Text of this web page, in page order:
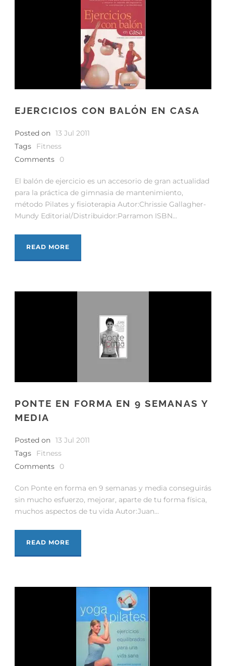
EJERCICIOS CON BALÓN EN CASA
Posted on 13 Jul 2011
Tags
Fitness
Comments
0
El balón de ejercicio es un accesorio de gran actualidad
para la práctica de gimnasia de mantenimiento,
método Pilates y fisioterapia Autor:Chrissie Gallagher-
Mundy Editorial/Distribuidor:Parramon ISBN...
READ MORE
PONTE EN FORMA EN 9 SEMANAS Y
MEDIA
Posted on 13 Jul 2011
Tags
Fitness
Comments
0
Con Ponte en forma en 9 semanas y media conseguirás
sin mucho esfuerzo, mejorar, aparte de tu forma física,
muchos aspectos de tu vida Autor:Juan...
READ MORE